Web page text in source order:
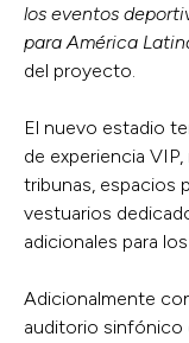
los eventos
para América
del proyecto.
El nuevo estadio
de experiencia
tribunas, espacios
vestuarios
adicionales para
Adicionalmente
auditorio sinfónico